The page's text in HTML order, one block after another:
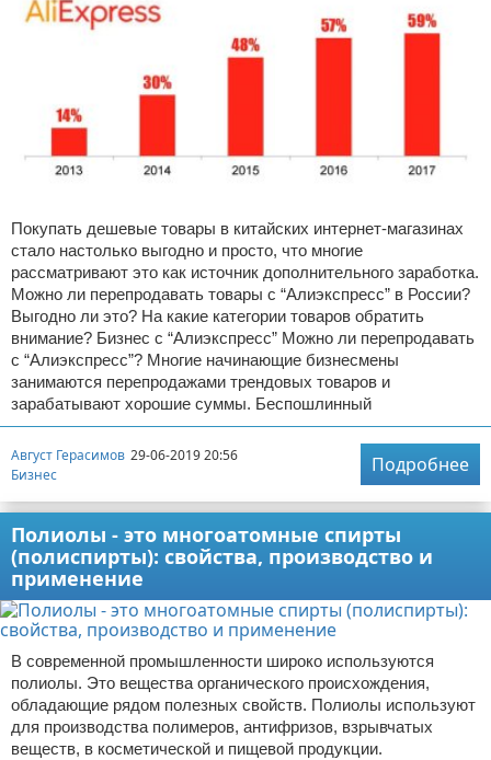
Покупать дешевые товары в китайских интернет-магазинах
стало настолько выгодно и просто, что многие
рассматривают это как источник дополнительного заработка.
Можно ли перепродавать товары с “Алиэкспресс” в России?
Выгодно ли это? На какие категории товаров обратить
внимание? Бизнес с “Алиэкспресс” Можно ли перепродавать
с “Алиэкспресс”? Многие начинающие бизнесмены
занимаются перепродажами трендовых товаров и
зарабатывают хорошие суммы. Беспошлинный
Август Герасимов 29-06-2019 20:56
Бизнес
Подробнее
Полиолы - это многоатомные спирты
(полиспирты): свойства, производство и
применение
В современной промышленности широко используются
полиолы. Это вещества органического происхождения,
обладающие рядом полезных свойств. Полиолы используют
для производства полимеров, антифризов, взрывчатых
веществ, в косметической и пищевой продукции.